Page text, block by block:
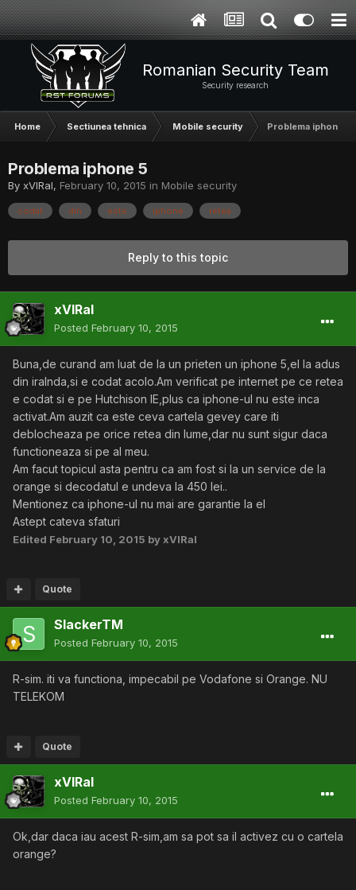
Romanian Security Team
Security research
Home Sectiunea tehnica Mobile security Problema iphone 5
Problema iphone 5
By xVIRal, February 10, 2015 in Mobile security
codat din este iphone retea
Reply to this topic
xVIRal
Posted February 10, 2015
Buna,de curand am luat de la un prieten un iphone 5,el la adus
din iralnda,si e codat acolo.Am verificat pe internet pe ce retea
e codat si e pe Hutchison IE,plus ca iphone-ul nu este inca
activat.Am auzit ca este ceva cartela gevey care iti
deblocheaza pe orice retea din lume,dar nu sunt sigur daca
functioneaza si pe al meu.
Am facut topicul asta pentru ca am fost si la un service de la
orange si decodatul e undeva la 450 lei..
Mentionez ca iphone-ul nu mai are garantie la el
Astept cateva sfaturi
Edited February 10, 2015 by xVIRal
Quote
SlackerTM
Posted February 10, 2015
R-sim. iti va functiona, impecabil pe Vodafone si Orange. NU
TELEKOM
Quote
xVIRal
Posted February 10, 2015
Ok,dar daca iau acest R-sim,am sa pot sa il activez cu o cartela
orange?